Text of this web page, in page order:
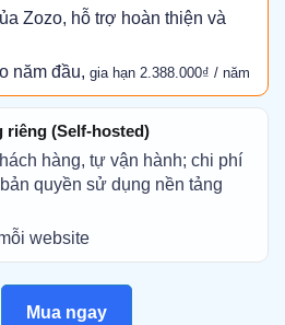
Zozo, hỗ trợ hoàn thiện và
năm đầu, gia hạn 2.388.000₫ / năm
(Self-hosted)
hàng, tự vận hành; chi phí
quyền sử dụng nền tảng
website
Mua ngay